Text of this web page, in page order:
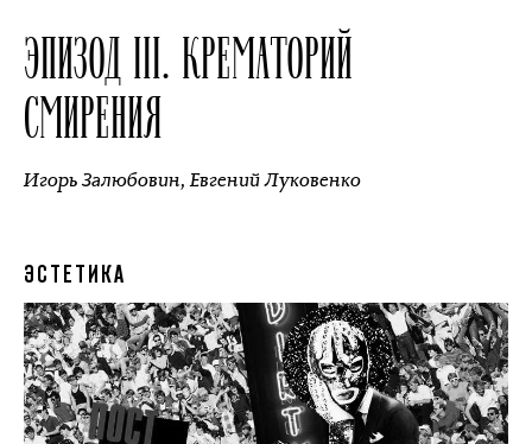
ЭПИЗОД III. КРЕМАТОРИЙ
СМИРЕНИЯ
Игорь Залюбовин,Евгений Луковенко
ЭСТЕТИКА